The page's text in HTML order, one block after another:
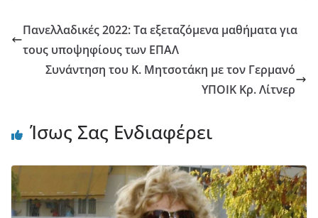
Πανελλαδικές 2022: Τα εξεταζόμενα μαθήματα για
τους υποψηφίους των ΕΠΑΛ
Συνάντηση του Κ. Μητσοτάκη με τον Γερμανό
ΥΠΟΙΚ Κρ. Λίτνερ
Ίσως Σας Ενδιαφέρει